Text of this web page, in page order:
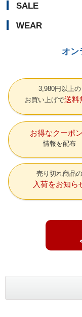
SALE
WEAR
オン
3,980円以上の
お買い上げで送料
お得なクーポン
情報を配布
売り切れ商品の
入荷をお知ら